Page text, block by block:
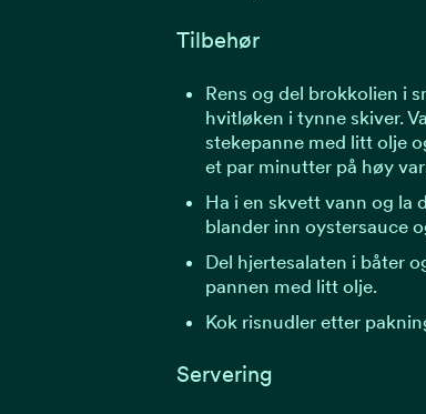
Tilbehør
Rens og del brokkolien i
hvitløken i tynne skiver.
stekepanne med litt olje
et par minutter på høy
Ha i en skvett vann og la
blander inn oystersauce
Del hjertesalaten i båter
pannen med litt olje.
Kok risnudler etter
Servering